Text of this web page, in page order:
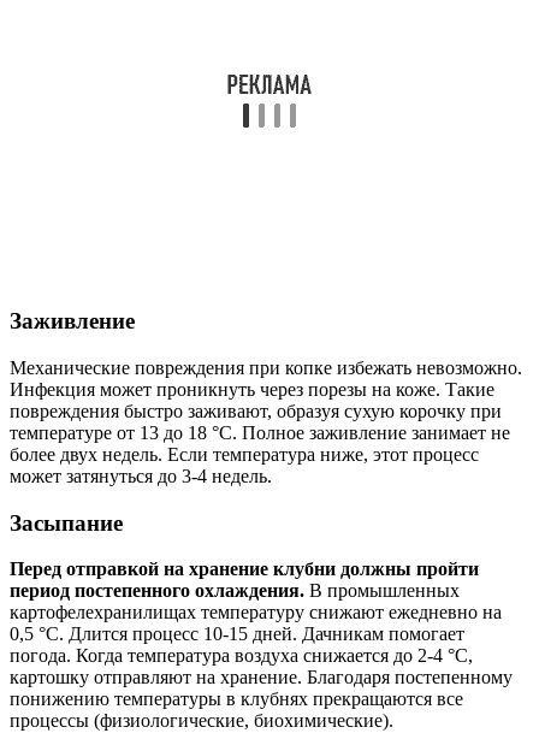
Заживление
Механические повреждения при копке избежать невозможно.
Инфекция может проникнуть через порезы на коже. Такие
повреждения быстро заживают, образуя сухую корочку при
температуре от 13 до 18 °C. Полное заживление занимает не
более двух недель. Если температура ниже, этот процесс
может затянуться до 3-4 недель.
Засыпание
Перед отправкой на хранение клубни должны пройти
период постепенного охлаждения. В промышленных
картофелехранилищах температуру снижают ежедневно на
0,5 °C. Длится процесс 10-15 дней. Дачникам помогает
погода. Когда температура воздуха снижается до 2-4 °C,
картошку отправляют на хранение. Благодаря постепенному
понижению температуры в клубнях прекращаются все
процессы (физиологические, биохимические).